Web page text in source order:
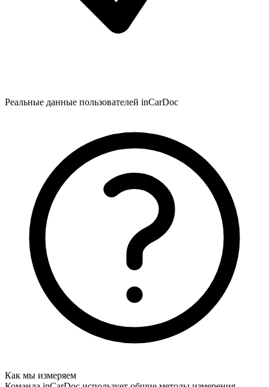
Реальные данные пользователей inCarDoc
Как мы измеряем